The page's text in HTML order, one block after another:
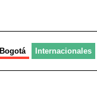
Bogotá Internacionales